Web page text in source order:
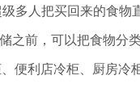
人把买回来的食物
之前，可以把食
便利店冷柜、厨房